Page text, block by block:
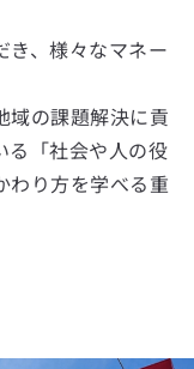
き、様々なマネー
域の課題解決に貢
る「社会や人の役
わり方を学べる重